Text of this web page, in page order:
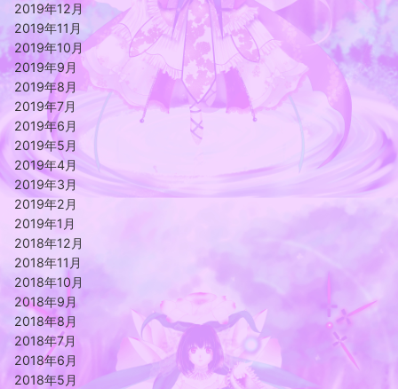
2019年12月
2019年11月
2019年10月
2019年9月
2019年8月
2019年7月
2019年6月
2019年5月
2019年4月
2019年3月
2019年2月
2019年1月
2018年12月
2018年11月
2018年10月
2018年9月
2018年8月
2018年7月
2018年6月
2018年5月